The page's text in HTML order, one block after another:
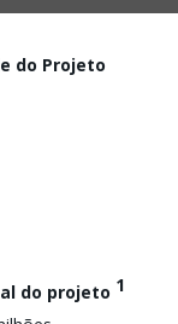
do Projeto
do projeto 1